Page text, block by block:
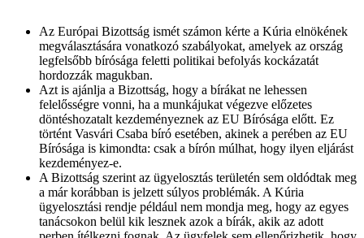
Az Európai Bizottság ismét számon kérte a Kúria elnökének
megválasztására vonatkozó szabályokat, amelyek az ország
legfelsőbb bírósága feletti politikai befolyás kockázatát
hordozzák magukban.
Azt is ajánlja a Bizottság, hogy a bírákat ne lehessen
felelősségre vonni, ha a munkájukat végezve előzetes
döntéshozatalt kezdeményeznek az EU Bírósága előtt. Ez
történt Vasvári Csaba bíró esetében, akinek a perében az EU
Bírósága is kimondta: csak a bírón múlhat, hogy ilyen eljárást
kezdeményez-e.
A Bizottság szerint az ügyelosztás területén sem oldódtak meg
a már korábban is jelzett súlyos problémák. A Kúria
ügyelosztási rendje például nem mondja meg, hogy az egyes
tanácsokon belül kik lesznek azok a bírák, akik az adott